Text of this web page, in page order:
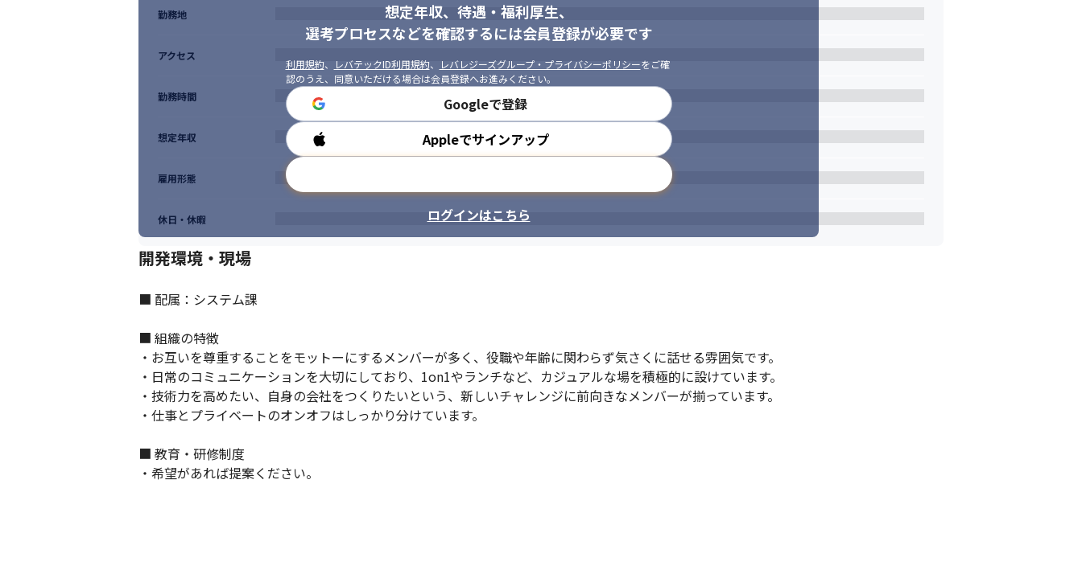
■ 求める人物像
・ユーザーファーストのプロダクト開発を意識できる方
・エンジニアとして技術・情報にアンテナを張り行動を起こせる方
・既存の技術にとらわれず、新しい技術の情報収集をしている方
・特定の技術のエキスパートになりたい方
・ビジネス環境やITトレンドに対する適応力や柔軟性、先進性を発揮できる方
想定年収、待遇・福利厚生、
選考プロセスなどを確認するには会員登録が必要です
利用規約、 レバテックID利用規約、 レバレジーズグループ・プライバシーポリシーをご確
認のうえ、同意いただける場合は会員登録へお進みください。
Googleで登録
Appleでサインアップ
ログインはこちら
勤務地
アクセス
勤務時間
想定年収
雇用形態
休日・休暇
開発環境・現場
■ 配属：システム課
■ 組織の特徴
・お互いを尊重することをモットーにするメンバーが多く、役職や年齢に関わらず気さくに話せる雰囲気です。
・日常のコミュニケーションを大切にしており、1on1やランチなど、カジュアルな場を積極的に設けています。
・技術力を高めたい、自身の会社をつくりたいという、新しいチャレンジに前向きなメンバーが揃っています。
・仕事とプライベートのオンオフはしっかり分けています。
■ 教育・研修制度
・希望があれば提案ください。